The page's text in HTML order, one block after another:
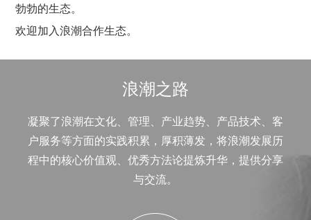
勃勃的生态。
欢迎加入浪潮合作生态。
浪潮之路
凝聚了浪潮在文化、管理、产业趋势、产品技术、客
户服务等方面的实践积累，厚积薄发，将浪潮发展历
程中的核心价值观、优秀方法论提炼升华，提供分享
与交流。